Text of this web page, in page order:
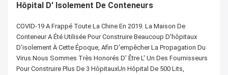
Hôpital D' Isolement De Conteneurs
COVID-19 A Frappé Toute La Chine En 2019. La Maison De
Conteneur A Été Utilisée Pour Construire Beaucoup D'hôpitaux
D'isolement À Cette Époque, Afin D'empêcher La Propagation Du
Virus.Nous Sommes Très Honorés D' Être L' Un Des Fournisseurs
Pour Construire Plus De 3 HôpitauxUn Hôpital De 500 Lits,